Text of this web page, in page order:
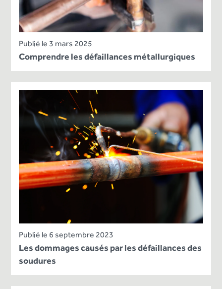
Publié le 3 mars 2025
Comprendre les défaillances métallurgiques
Publié le 6 septembre 2023
Les dommages causés par les défaillances des
soudures